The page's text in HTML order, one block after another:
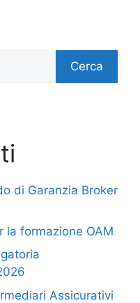
Cerca
di Garanzia Broker
la formazione OAM
Assicurativi